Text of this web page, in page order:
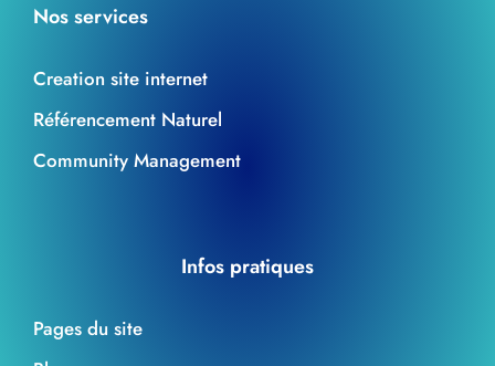
Nos services
Creation site internet
Référencement Naturel
Community Management
Infos pratiques
Pages du site